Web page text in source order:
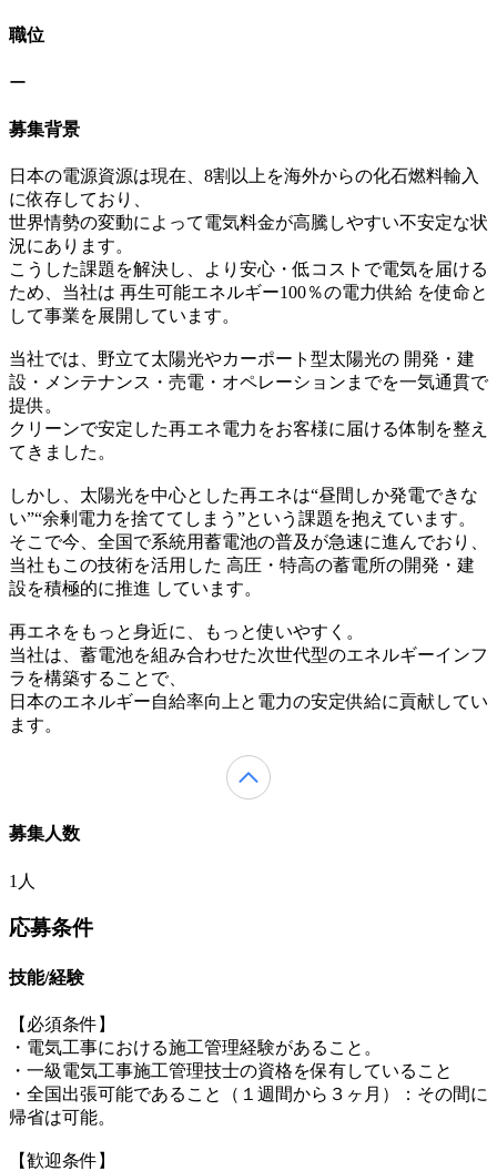
職位
ー
募集背景
日本の電源資源は現在、8割以上を海外からの化石燃料輸入
に依存しており、
世界情勢の変動によって電気料金が高騰しやすい不安定な状
況にあります。
こうした課題を解決し、より安心・低コストで電気を届ける
ため、当社は 再生可能エネルギー100％の電力供給 を使命と
して事業を展開しています。
当社では、野立て太陽光やカーポート型太陽光の 開発・建
設・メンテナンス・売電・オペレーションまでを一気通貫で
提供。
クリーンで安定した再エネ電力をお客様に届ける体制を整え
てきました。
しかし、太陽光を中心とした再エネは“昼間しか発電できな
い”“余剰電力を捨ててしまう”という課題を抱えています。
そこで今、全国で系統用蓄電池の普及が急速に進んでおり、
当社もこの技術を活用した 高圧・特高の蓄電所の開発・建
設を積極的に推進 しています。
再エネをもっと身近に、もっと使いやすく。
当社は、蓄電池を組み合わせた次世代型のエネルギーインフ
ラを構築することで、
日本のエネルギー自給率向上と電力の安定供給に貢献してい
ます。
募集人数
1人
応募条件
技能/経験
【必須条件】
・電気工事における施工管理経験があること。
・一級電気工事施工管理技士の資格を保有していること
・全国出張可能であること（１週間から３ヶ月）：その間に
帰省は可能。
【歓迎条件】